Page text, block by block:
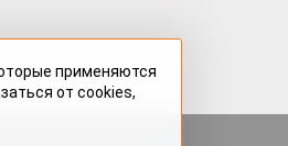
применяются
от cookies,